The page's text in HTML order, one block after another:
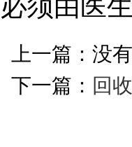
上一篇：没
下一篇： 回